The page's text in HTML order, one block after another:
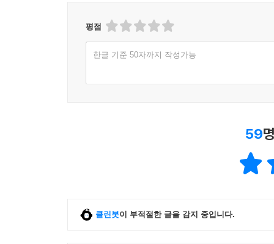
평점
한글 기준 50자까지 작성가능
59
클린봇이 부적절한 글을 감지 중입니다.